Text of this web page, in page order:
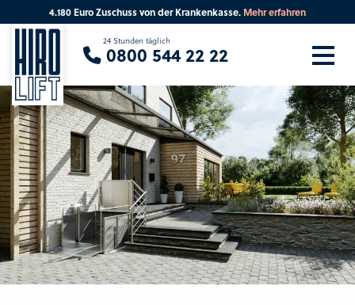
4.180 Euro Zuschuss von der Krankenkasse. Mehr erfahren
24 Stunden täglich
0800 544 22 22
Sie suchen eine Beratung vor Ort?
Ihre PLZ Beratung